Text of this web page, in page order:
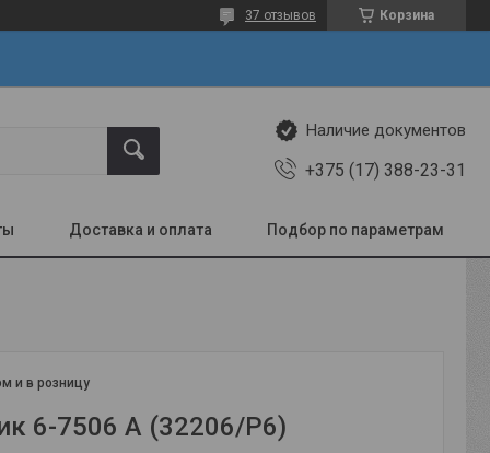
Корзина
37 отзывов
Наличие документов
+375 (17) 388-23-31
Доставка и оплата Подбор по параметрам
и в розницу
6-7506 А (32206/Р6)